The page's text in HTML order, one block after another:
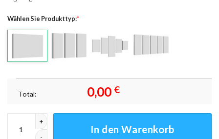
Wählen Sie Produkttyp:*
Total: 0,00 €
In den Warenkorb